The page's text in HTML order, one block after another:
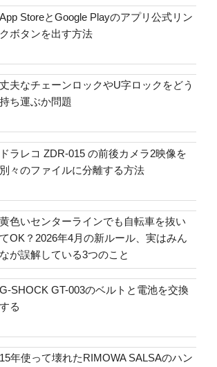
App StoreとGoogle Playのアプリ公式リン
クボタンを出す方法
丈夫なチェーンロックやU字ロックをどう
持ち運ぶか問題
ドラレコ ZDR-015 の前後カメラ2映像を
別々のファイルに分離する方法
黄色いセンターラインでも自転車を抜い
てOK？2026年4月の新ルール、実はみん
なが誤解している3つのこと
G-SHOCK GT-003のベルトと電池を交換
する
15年使って壊れたRIMOWA SALSAのハン